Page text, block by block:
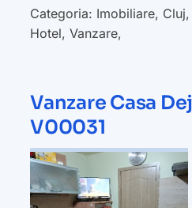
Categoria: Imobiliare, Cluj,
Hotel, Vanzare,
Vanzare Casa
V00031